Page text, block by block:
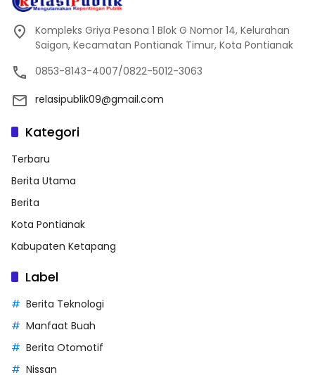
Kompleks Griya Pesona 1 Blok G Nomor 14, Kelurahan
Saigon, Kecamatan Pontianak Timur, Kota Pontianak
0853-8143-4007/0822-5012-3063
relasipublik09@gmail.com
Kategori
Terbaru
Berita Utama
Berita
Kota Pontianak
Kabupaten Ketapang
Label
Berita Teknologi
Manfaat Buah
Berita Otomotif
Nissan